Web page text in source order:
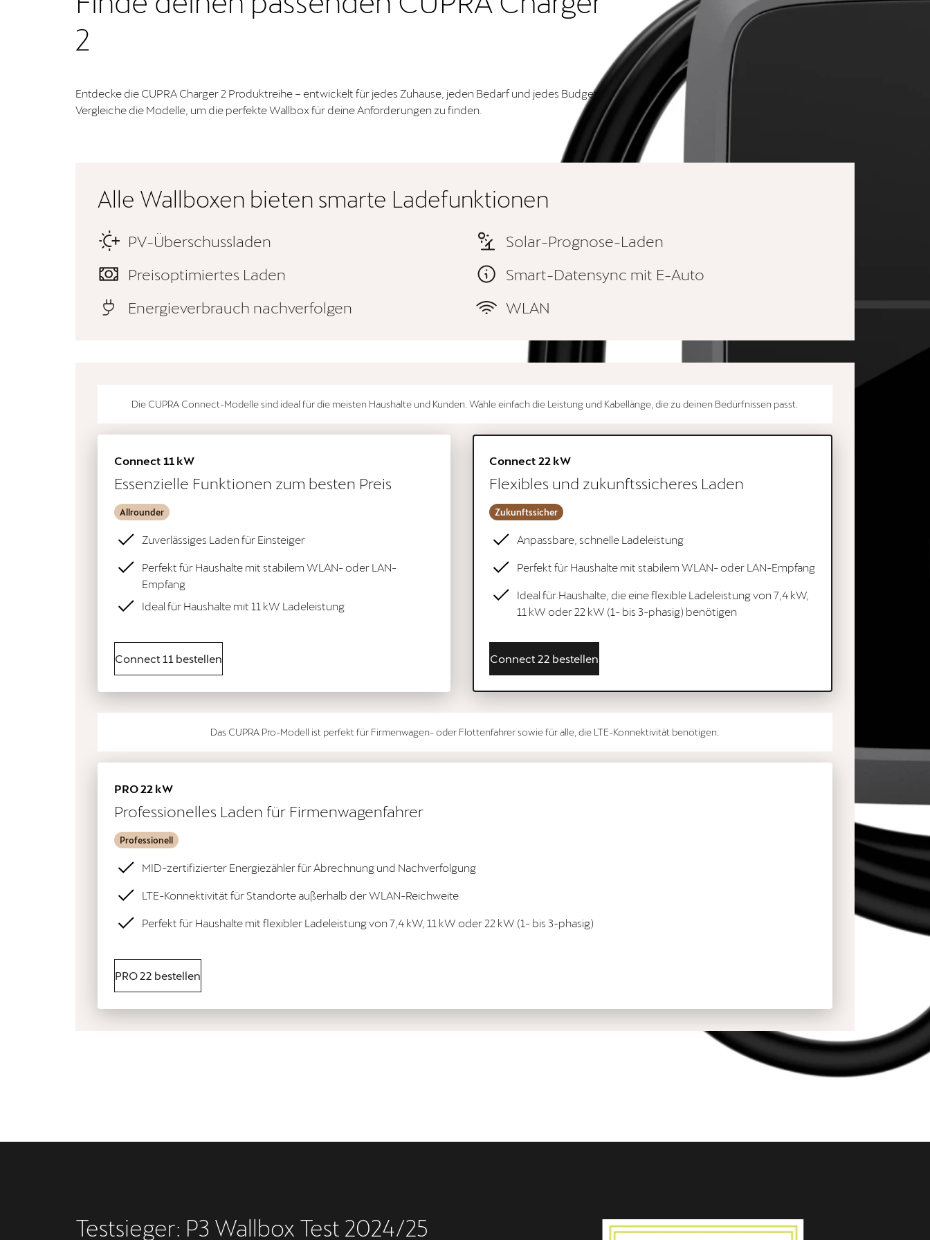
2
Entdecke die CUPRA Charger 2 Produktreihe – entwickelt für jedes Zuhause, jeden Bedarf und jedes Budget.
Vergleiche die Modelle, um die perfekte Wallbox für deine Anforderungen zu finden.
Alle Wallboxen bieten smarte Ladefunktionen
PV-Überschussladen
Solar-Prognose-Laden
Preisoptimiertes Laden
Smart-Datensync mit E-Auto
Energieverbrauch nachverfolgen
WLAN
Die CUPRA Connect-Modelle sind ideal für die meisten Haushalte und Kunden. Wähle einfach die Leistung und Kabellänge, die zu deinen Bedürfnissen passt.
Connect 11 kW
Essenzielle Funktionen zum besten Preis
Allrounder
Zuverlässiges Laden für Einsteiger
Perfekt für Haushalte mit stabilem WLAN- oder LAN-
Empfang
Ideal für Haushalte mit 11 kW Ladeleistung
Connect 11 bestellen
Connect 22 kW
Flexibles und zukunftssicheres Laden
Zukunftssicher
Anpassbare, schnelle Ladeleistung
Perfekt für Haushalte mit stabilem WLAN- oder LAN-Empfang
Ideal für Haushalte, die eine flexible Ladeleistung von 7,4 kW,
11 kW oder 22 kW (1- bis 3-phasig) benötigen
Connect 22 bestellen
Das CUPRA Pro-Modell ist perfekt für Firmenwagen- oder Flottenfahrer sowie für alle, die LTE-Konnektivität benötigen.
PRO 22 kW
Professionelles Laden für Firmenwagenfahrer
Professionell
MID-zertifizierter Energiezähler für Abrechnung und Nachverfolgung
LTE-Konnektivität für Standorte außerhalb der WLAN-Reichweite
Perfekt für Haushalte mit flexibler Ladeleistung von 7,4 kW, 11 kW oder 22 kW (1- bis 3-phasig)
PRO 22 bestellen
Testsieger: P3 Wallbox Test 2024/25